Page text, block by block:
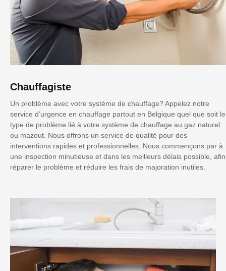
Chauffagiste
Un problème avec votre système de chauffage? Appelez notre
service d’urgence en chauffage partout en Belgique quel que soit le
type de problème lié à votre système de chauffage au gaz naturel
ou mazout. Nous offrons un service de qualité pour des
interventions rapides et professionnelles. Nous commençons par à
une inspection minutieuse et dans les meilleurs délais possible, afin
réparer le problème et réduire les frais de majoration inutiles.